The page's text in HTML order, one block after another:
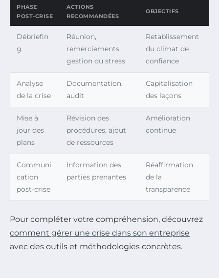
PHASE
POST-CRISE
ACTIONS
RECOMMANDÉES
OBJECTIFS
Débriefin
g
Réunion,
remerciements,
gestion du stress
Retablissement
du climat de
confiance
Analyse
de la crise
Documentation,
audit
Capitalisation
des leçons
Mise à
jour des
plans
Révision des
procédures, ajout
de ressources
Amélioration
continue
Communi
cation
post-crise
Information des
parties prenantes
Réaffirmation
de la
transparence
Pour compléter votre compréhension, découvrez
comment gérer une crise dans son entreprise
avec des outils et méthodologies concrètes.